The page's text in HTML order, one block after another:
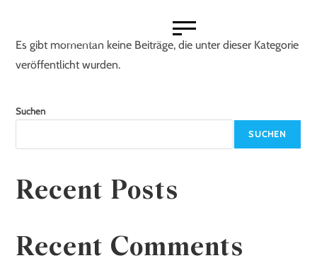
Erwachsene
Arbeitswelt
Freizeit
Partnerschaft
Rechtliches
Senioren
Es gibt momentan keine Beiträge, die unter dieser Kategorie
veröffentlicht wurden.
Suchen
SUCHEN
Recent Posts
Recent Comments